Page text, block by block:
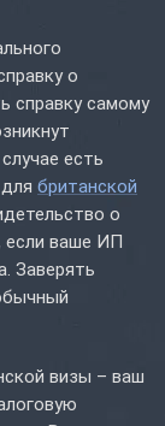
о
справку самому
есть
британской
о
если ваше ИП
Заверять
визы – ваш